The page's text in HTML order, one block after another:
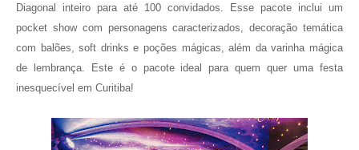
Diagonal inteiro para até 100 convidados. Esse pacote inclui um
pocket show com personagens caracterizados, decoração temática
com balões, soft drinks e poções mágicas, além da varinha mágica
de lembrança. Este é o pacote ideal para quem quer uma festa
inesquecível em Curitiba!